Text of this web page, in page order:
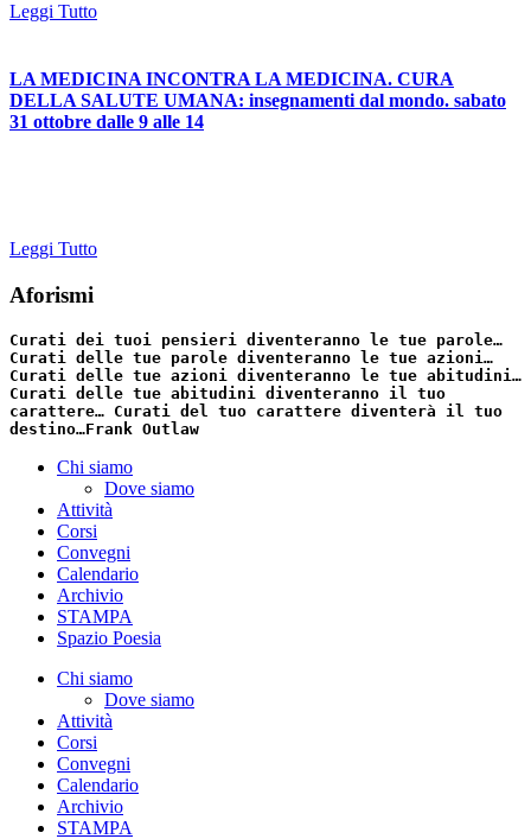
Leggi Tutto
LA MEDICINA INCONTRA LA MEDICINA. CURA
DELLA SALUTE UMANA: insegnamenti dal mondo. sabato
31 ottobre dalle 9 alle 14
Leggi Tutto
Aforismi
Curati dei tuoi pensieri diventeranno le tue parole…
Curati delle tue parole diventeranno le tue azioni…
Curati delle tue azioni diventeranno le tue abitudini…
Curati delle tue abitudini diventeranno il tuo
carattere… Curati del tuo carattere diventerà il tuo
destino…Frank Outlaw
Chi siamo
Dove siamo
Attività
Corsi
Convegni
Calendario
Archivio
STAMPA
Spazio Poesia
Chi siamo
Dove siamo
Attività
Corsi
Convegni
Calendario
Archivio
STAMPA